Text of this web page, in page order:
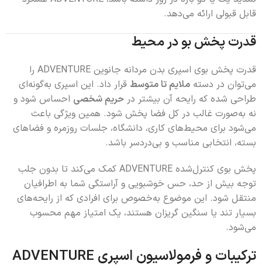
قابل قبولی ارائه می‌دهد.
قدرت پخش بو در محیط
قدرت پخش بوی اسپری بدن مردانه جانوین ADVENTURE را
می‌توان در دسته ملایم تا متوسط قرار داد. این اسپری به‌گونه‌ای
طراحی شده که رایحه آن بیشتر در حریم شخصی احساس شود و
نه به‌صورت غالب در کل فضا پخش شود. همین ویژگی باعث
می‌شود برای محیط‌های کاری، دانشگاه، جلسات روزمره و فضاهای
بسته، انتخابی مناسب و بی‌دردسر باشد.
پخش بوی کنترل‌شده ADVENTURE کمک می‌کند تا بدون جلب
توجه بیش از حد، حس خوشبویی و آراستگی شما به اطرافیان
منتقل شود. این موضوع به‌خصوص برای افرادی که از رایحه‌های
بسیار تند یا سنگین گریزان هستند، یک امتیاز مهم محسوب
می‌شود.
ترکیبات و فرمولاسیون اسپری ADVENTURE